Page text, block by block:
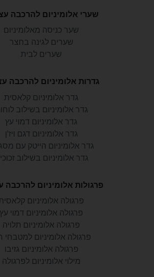
שערי אלומיניום להרכבה
שער כניסה מאלומיניום
שערים לגינה בחצר
שערים לבית
גדרות אלומיניום להרכבה
גדר אלומיניום קלאסית
גדר אלומיניום בשילוב
גדר אלומיניום דמוי עץ
גדר אלומיניום דגם ויז'ן
גדר אלומיניום הייטק עם
גדר אלומיניום בשילוב
פרגולות אלומיניום להרכבה
פרגולה אלומיניום
פרגולה אלומיניום דמוי עץ
פרגולה אלומיניום תלויה
פרגולה אלומיניום למטבחי
פרגולה אלומיניום גזיבו
מילוי אלומיניום לפרגולה